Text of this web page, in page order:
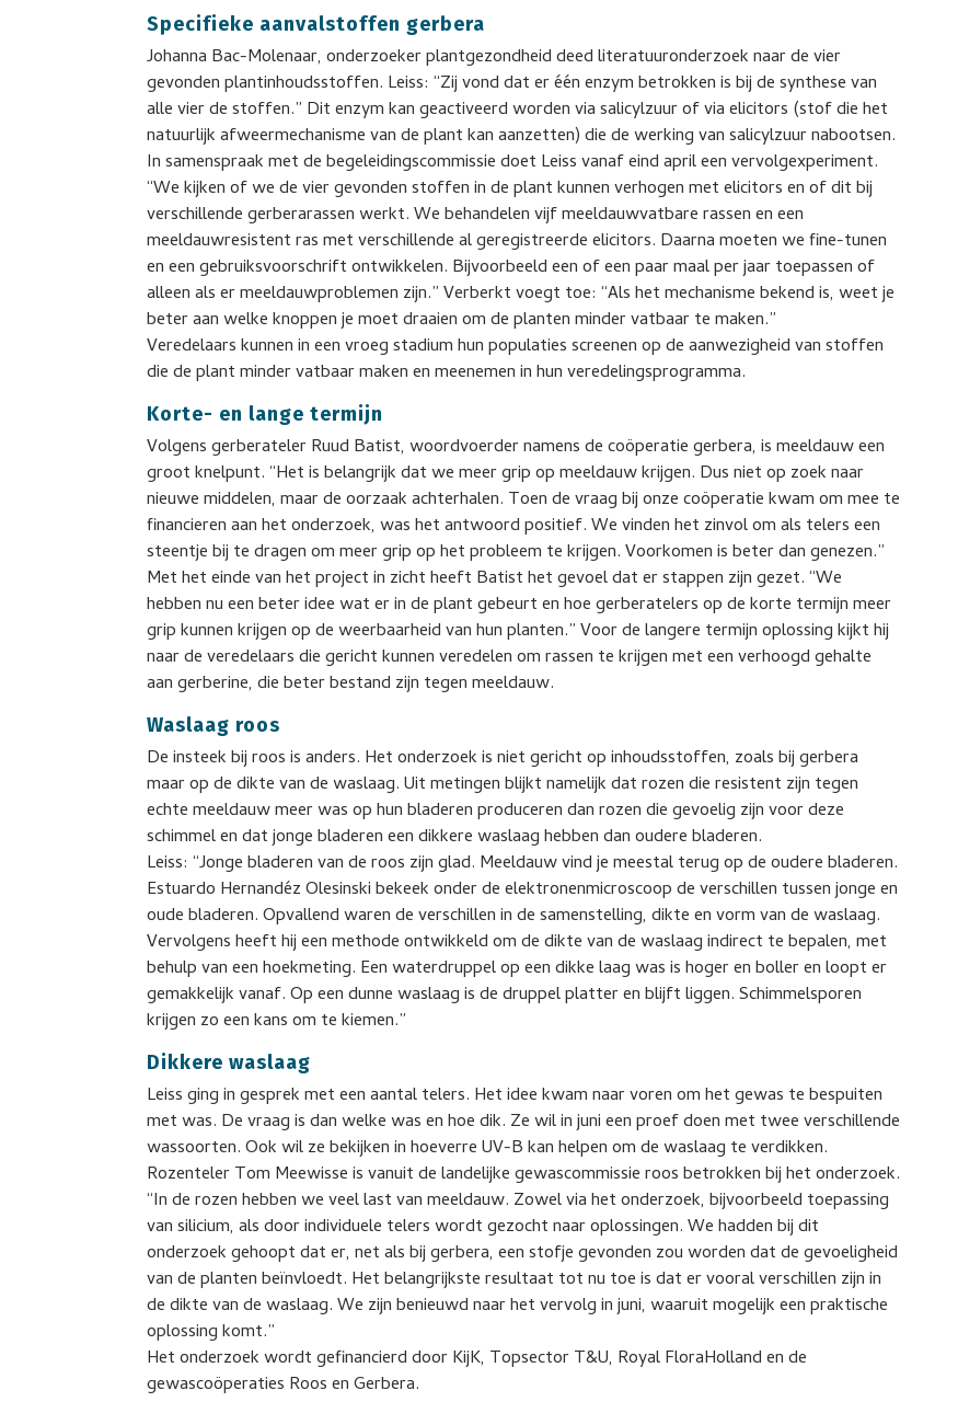
Specifieke aanvalstoffen gerbera
Johanna Bac-Molenaar, onderzoeker plantgezondheid deed literatuuronderzoek naar de vier
gevonden plantinhoudsstoffen. Leiss: “Zij vond dat er één enzym betrokken is bij de synthese van
alle vier de stoffen.” Dit enzym kan geactiveerd worden via salicylzuur of via elicitors (stof die het
natuurlijk afweermechanisme van de plant kan aanzetten) die de werking van salicylzuur nabootsen.
In samenspraak met de begeleidingscommissie doet Leiss vanaf eind april een vervolgexperiment.
“We kijken of we de vier gevonden stoffen in de plant kunnen verhogen met elicitors en of dit bij
verschillende gerberarassen werkt. We behandelen vijf meeldauwvatbare rassen en een
meeldauwresistent ras met verschillende al geregistreerde elicitors. Daarna moeten we fine-tunen
en een gebruiksvoorschrift ontwikkelen. Bijvoorbeeld een of een paar maal per jaar toepassen of
alleen als er meeldauwproblemen zijn.” Verberkt voegt toe: “Als het mechanisme bekend is, weet je
beter aan welke knoppen je moet draaien om de planten minder vatbaar te maken.”
Veredelaars kunnen in een vroeg stadium hun populaties screenen op de aanwezigheid van stoffen
die de plant minder vatbaar maken en meenemen in hun veredelingsprogramma.
Korte- en lange termijn
Volgens gerberateler Ruud Batist, woordvoerder namens de coöperatie gerbera, is meeldauw een
groot knelpunt. “Het is belangrijk dat we meer grip op meeldauw krijgen. Dus niet op zoek naar
nieuwe middelen, maar de oorzaak achterhalen. Toen de vraag bij onze coöperatie kwam om mee te
financieren aan het onderzoek, was het antwoord positief. We vinden het zinvol om als telers een
steentje bij te dragen om meer grip op het probleem te krijgen. Voorkomen is beter dan genezen.”
Met het einde van het project in zicht heeft Batist het gevoel dat er stappen zijn gezet. “We
hebben nu een beter idee wat er in de plant gebeurt en hoe gerberatelers op de korte termijn meer
grip kunnen krijgen op de weerbaarheid van hun planten.” Voor de langere termijn oplossing kijkt hij
naar de veredelaars die gericht kunnen veredelen om rassen te krijgen met een verhoogd gehalte
aan gerberine, die beter bestand zijn tegen meeldauw.
Waslaag roos
De insteek bij roos is anders. Het onderzoek is niet gericht op inhoudsstoffen, zoals bij gerbera
maar op de dikte van de waslaag. Uit metingen blijkt namelijk dat rozen die resistent zijn tegen
echte meeldauw meer was op hun bladeren produceren dan rozen die gevoelig zijn voor deze
schimmel en dat jonge bladeren een dikkere waslaag hebben dan oudere bladeren.
Leiss: “Jonge bladeren van de roos zijn glad. Meeldauw vind je meestal terug op de oudere bladeren.
Estuardo Hernandéz Olesinski bekeek onder de elektronenmicroscoop de verschillen tussen jonge en
oude bladeren. Opvallend waren de verschillen in de samenstelling, dikte en vorm van de waslaag.
Vervolgens heeft hij een methode ontwikkeld om de dikte van de waslaag indirect te bepalen, met
behulp van een hoekmeting. Een waterdruppel op een dikke laag was is hoger en boller en loopt er
gemakkelijk vanaf. Op een dunne waslaag is de druppel platter en blijft liggen. Schimmelsporen
krijgen zo een kans om te kiemen.”
Dikkere waslaag
Leiss ging in gesprek met een aantal telers. Het idee kwam naar voren om het gewas te bespuiten
met was. De vraag is dan welke was en hoe dik. Ze wil in juni een proef doen met twee verschillende
wassoorten. Ook wil ze bekijken in hoeverre UV-B kan helpen om de waslaag te verdikken.
Rozenteler Tom Meewisse is vanuit de landelijke gewascommissie roos betrokken bij het onderzoek.
“In de rozen hebben we veel last van meeldauw. Zowel via het onderzoek, bijvoorbeeld toepassing
van silicium, als door individuele telers wordt gezocht naar oplossingen. We hadden bij dit
onderzoek gehoopt dat er, net als bij gerbera, een stofje gevonden zou worden dat de gevoeligheid
van de planten beïnvloedt. Het belangrijkste resultaat tot nu toe is dat er vooral verschillen zijn in
de dikte van de waslaag. We zijn benieuwd naar het vervolg in juni, waaruit mogelijk een praktische
oplossing komt.”
Het onderzoek wordt gefinancierd door KijK, Topsector T&U, Royal FloraHolland en de
gewascoöperaties Roos en Gerbera.